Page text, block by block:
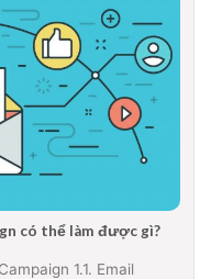
có thể làm được gì?
1.1. Email